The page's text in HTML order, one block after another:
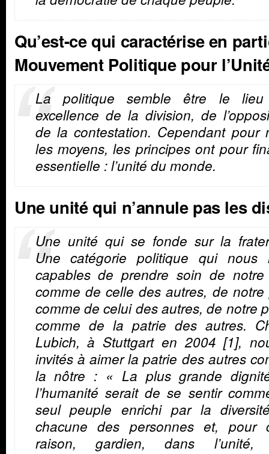
Qu’est-ce qui caractérise en
Mouvement Politique pour
La politique semble être le
excellence de la division, de
de la contestation. Cependant pour
les moyens, les principes ont pour
essentielle : l’unité du monde.
Une unité qui n’annule pas les
Une unité qui se fonde sur la
Une catégorie politique qui nous
capables de prendre soin de
comme de celle des autres, de notre
comme de celui des autres, de notre
comme de la patrie des autres.
Lubich, à Stuttgart en 2004 [1],
invités à aimer la patrie des autres
la nôtre : « La plus grande
l’humanité serait de se sentir
seul peuple enrichi par la
chacune des personnes et, pour
raison, gardien, dans l’unité,